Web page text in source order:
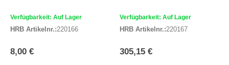
Verfügbarkeit: Auf Lager
HRB Artikelnr.:220166
8,00 €
Verfügbarkeit: Auf Lager
HRB Artikelnr.:220167
305,15 €